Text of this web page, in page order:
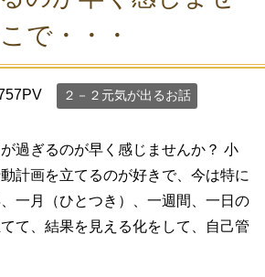
で・・・
２－２元気が出るお話
過ぎるのが早く感じませんか？ 小
計画を立てるのが好きで、今は特に
一月（ひとつき）、一週間、一日の
て、結果を見える化をして、自己管